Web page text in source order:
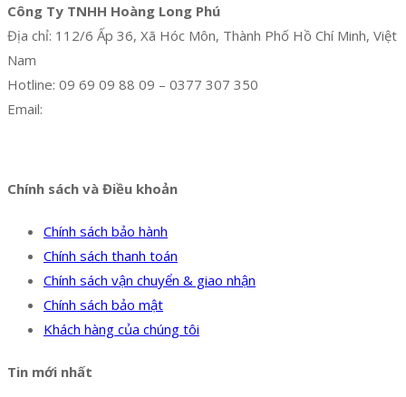
Công Ty TNHH Hoàng Long Phú
Địa chỉ: 112/6 Ấp 36, Xã Hóc Môn, Thành Phố Hồ Chí Minh, Việt
Nam
Hotline: 09 69 09 88 09 – 0377 307 350
Email:
Chính sách và Điều khoản
Chính sách bảo hành
Chính sách thanh toán
Chính sách vận chuyển & giao nhận
Chính sách bảo mật
Khách hàng của chúng tôi
Tin mới nhất